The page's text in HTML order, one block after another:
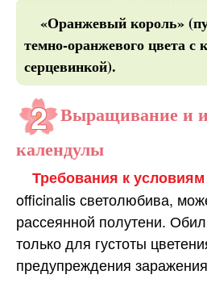
«Оранжевый король»
темно-оранжевого цвета с
серцевинкой).
Выращивание и
календулы
Требования к
officinalis светолюбива,
рассеянной полутени.
только для густоты
предупреждения